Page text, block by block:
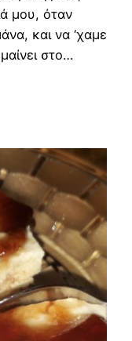
μου, όταν
και να ‘χαμε
στο…